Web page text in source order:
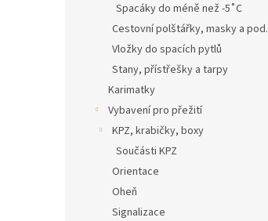
Spacáky do méně než -5˚C
Cestovní polštářky, masky a pod.
Vložky do spacích pytlů
Stany, přístřešky a tarpy
Karimatky
Vybavení pro přežití
KPZ, krabičky, boxy
Součásti KPZ
Orientace
Oheň
Signalizace